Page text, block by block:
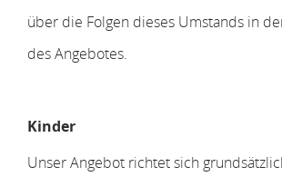
über die Folgen dieses Umstands in
des Angebotes.
Kinder
Unser Angebot richtet sich